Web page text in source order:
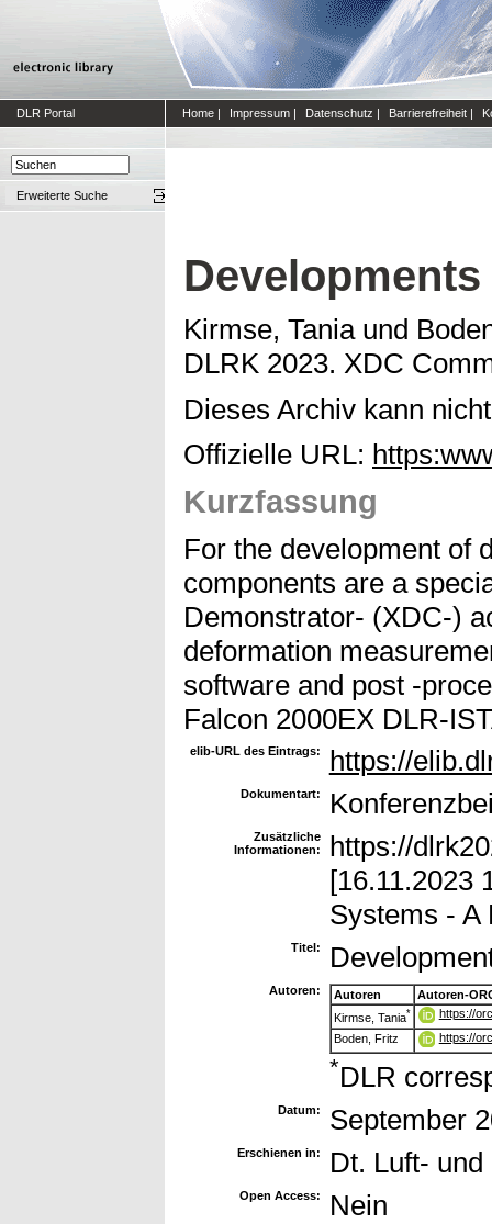
DLR Portal Home | Impressum | Datenschutz | Barrierefreiheit |
Erweiterte Suche
Kirmse, Taniaund
DLRK 2023. XDC
Dieses Archiv kann
Offizielle URL:
Kurzfassung
For the development of
components are a
Demonstrator- (XDC-)
deformation
software and post -
Falcon 2000EX DLR-
elib-URL des Eintrags: https://
Dokumentart:
Zusätzliche
Informationen:
https://
[‎16.‎11.‎2023
Systems - A
Titel:
Autoren: Autoren
Autoren-
Kirmse, Tania*
https://
Boden, Fritz
https://
*DLR
Datum: September
Erschienen in: Dt. Luft-
Open Access: Nein